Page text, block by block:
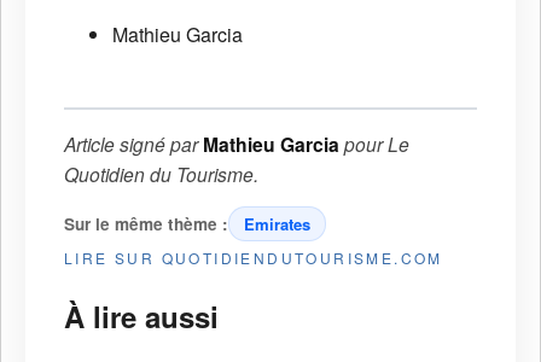
Mathieu Garcia
Article signé parMathieu Garcia pourLe
Quotidien du Tourisme.
Sur le même thème : Emirates
LIRE SUR QUOTIDIENDUTOURISME.COM
À lire aussi